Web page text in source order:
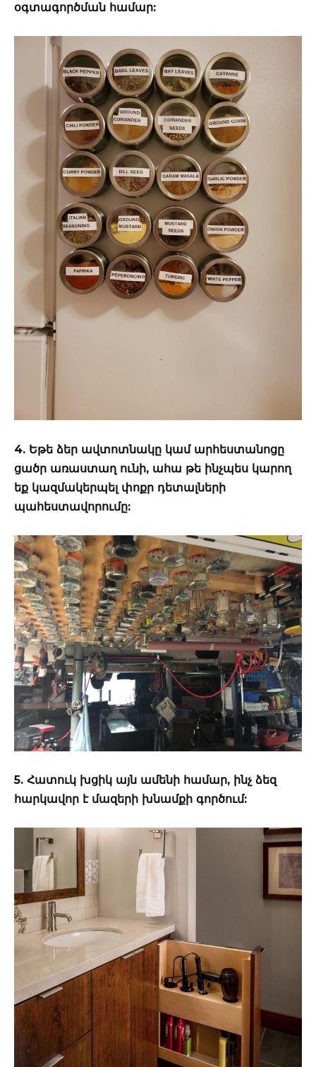
օգտագործման համար:
4. Եթե ձեր ավտոտնակը կամ արհեստանոցը
ցածր առաստաղ ունի, ահա թե ինչպես կարող
եք կազմակերպել փոքր դետալների
պահեստավորումը:
5. Հատուկ խցիկ այն ամենի համար, ինչ ձեզ
հարկավոր է մազերի խնամքի գործում: